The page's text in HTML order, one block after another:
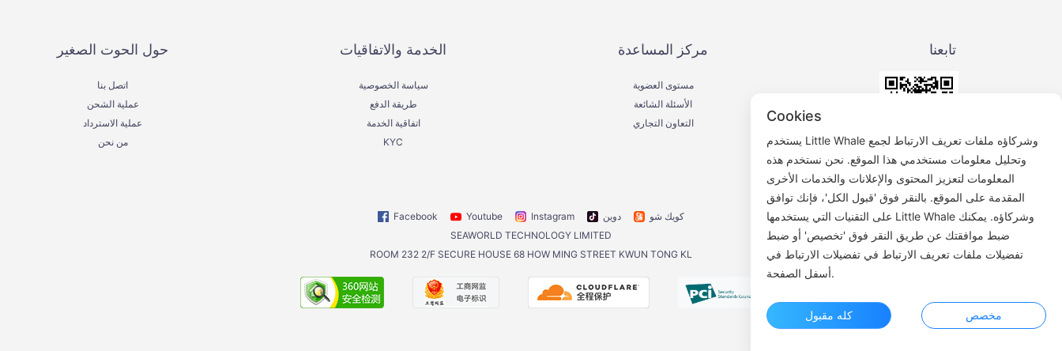
حول الحوت الصغير
اتصل بنا
عملية الشحن
عملية الاسترداد
من نحن
الخدمة والاتفاقيات
سياسة الخصوصية
طريقة الدفع
اتفاقية الخدمة
KYC
مركز المساعدة
مستوى العضوية
الأسئلة الشائعة
التعاون التجاري
تابعنا
حساب الجمهورية العربية الصينية
Facebook Youtube Instagram دوين
كويك شو
SEAWORLD TECHNOLOGY LIMITED
ROOM 232 2/F SECURE HOUSE 68 HOW MING STREET KWUN TONG KL
Cookies
يستخدم Little Whale وشركاؤه ملفات تعريف الارتباط لجمع
وتحليل معلومات مستخدمي هذا الموقع. نحن نستخدم هذه
المعلومات لتعزيز المحتوى والإعلانات والخدمات الأخرى
المقدمة على الموقع. بالنقر فوق 'قبول الكل'، فإنك توافق
على التقنيات التي يستخدمها Little Whale وشركاؤه. يمكنك
ضبط موافقتك عن طريق النقر فوق 'تخصيص' أو ضبط
تفضيلات ملفات تعريف الارتباط في تفضيلات الارتباط في
أسفل الصفحة.
كله مقبول مخصص